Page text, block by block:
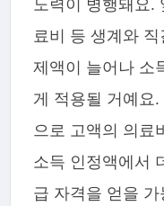
료비 등 생계와
제액이 늘어나 소
게 적용될 거예요
으로 고액의 의료
소득 인정액에서
급 자격을 얻을